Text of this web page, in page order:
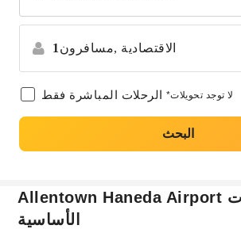
1 مسافرون, الاقتصادية
الرحلات المباشرة فقط *لا توجد تحويلات
البحث
Allentown Haneda Airport المعلومات
الأساسية